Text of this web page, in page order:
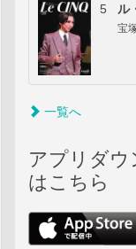
5 ル
宝
一覧へ
アプリダウ
はこちら